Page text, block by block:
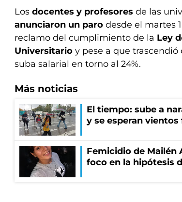
Los docentes y profesores de las
anunciaron un paro desde el martes
reclamo del cumplimiento de la Ley
Universitario y pese a que
suba salarial en torno al 24%.
Más noticias
El tiempo: sube a
y se esperan
Femicidio de Mailén
foco en la hipótesis